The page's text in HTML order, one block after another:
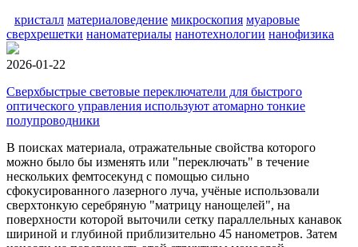
кристалл материаловедение микроскопия муаровые
сверхрешетки наноматериалы нанотехнологии нанофизика
2026-01-22
Сверхбыстрые световые переключатели для быстрого
оптического управления используют атомарно тонкие
полупроводники
В поисках материала, отражательные свойства которого
можно было бы изменять или "переключать" в течение
нескольких фемтосекунд с помощью сильно
сфокусированного лазерного луча, учёные использовали
сверхтонкую серебряную "матрицу нанощелей", на
поверхности которой выточили сетку параллельных канавок
шириной и глубиной приблизительно 45 нанометров. Затем